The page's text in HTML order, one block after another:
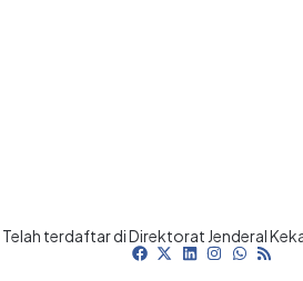
terdaftar di Direktorat Jenderal